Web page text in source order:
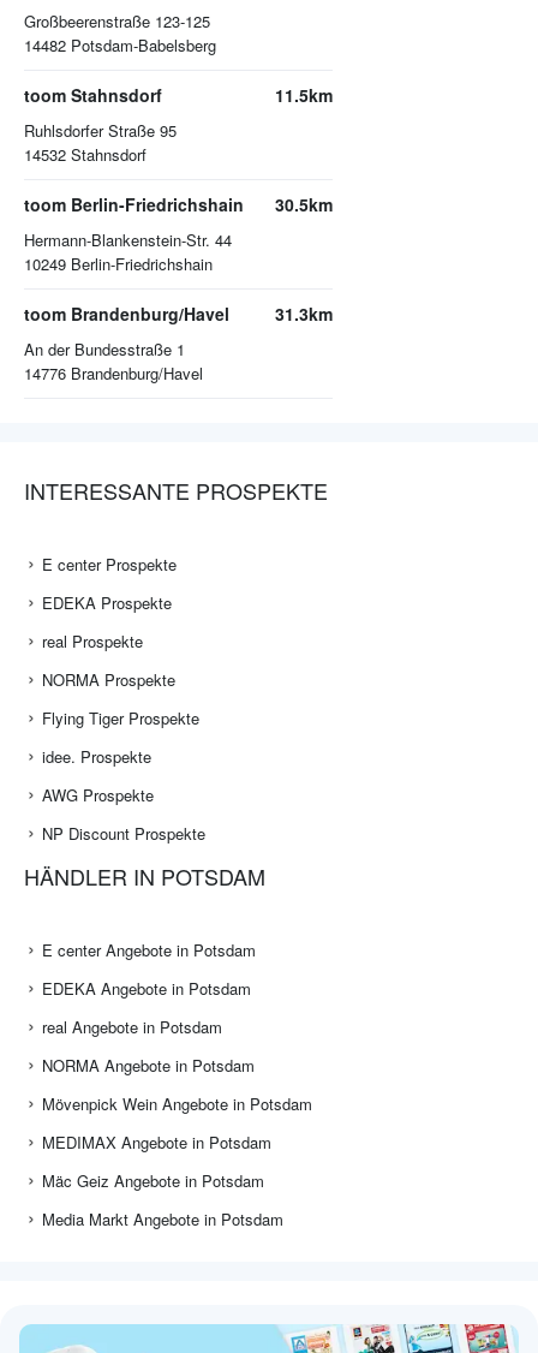
Großbeerenstraße 123-125
14482 Potsdam-Babelsberg
toom Stahnsdorf
Ruhlsdorfer Straße 95
14532 Stahnsdorf
11.5km
toom Berlin-Friedrichshain
Hermann-Blankenstein-Str. 44
10249 Berlin-Friedrichshain
30.5km
toom Brandenburg/Havel
An der Bundesstraße 1
14776 Brandenburg/Havel
31.3km
INTERESSANTE PROSPEKTE
E center Prospekte
EDEKA Prospekte
real Prospekte
NORMA Prospekte
Flying Tiger Prospekte
idee. Prospekte
AWG Prospekte
NP Discount Prospekte
HÄNDLER IN POTSDAM
E center Angebote in Potsdam
EDEKA Angebote in Potsdam
real Angebote in Potsdam
NORMA Angebote in Potsdam
Mövenpick Wein Angebote in Potsdam
MEDIMAX Angebote in Potsdam
Mäc Geiz Angebote in Potsdam
Media Markt Angebote in Potsdam